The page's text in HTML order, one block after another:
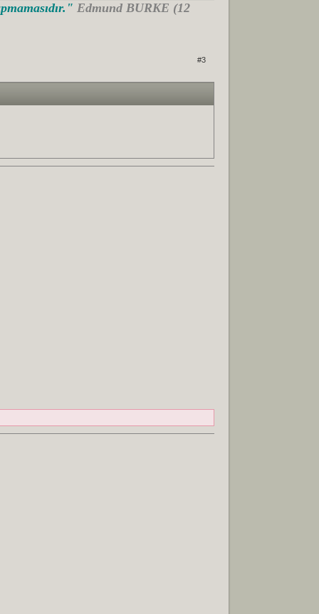
Edmund BURKE (12
#3